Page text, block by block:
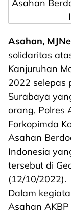
Asahan
Asahan,
solidaritas
Kanjuruhan
2022 selepas
Surabaya
orang, Polres
Forkopimda
Asahan
Indonesia
tersebut di
(12/10/2022).
Dalam
Asahan